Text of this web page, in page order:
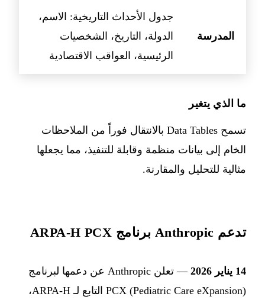
المدرسة
جدول الأحداث التاريخية: الاسم،
الدولة، التاريخ، الشخصيات
الرئيسية، العواقب الاقتصادية
ما الذي يتغير
تسمح Data Tables بالانتقال فوراً من الملاحظات
الخام إلى بيانات منظمة وقابلة للتنفيذ، مما يجعلها
مثالية للتحليل والمقارنة.
تدعم Anthropic برنامج ARPA-H PCX
14 يناير 2026
— تعلن Anthropic عن دعمها لبرنامج
PCX (Pediatric Care eXpansion) التابع لـ ARPA-H،